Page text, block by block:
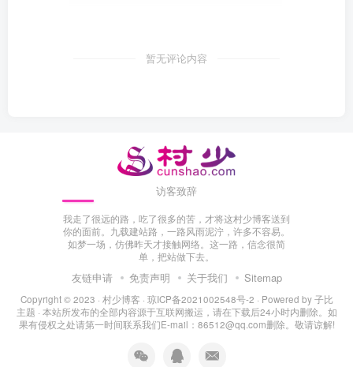
暂无评论内容
访客致辞
我走了很远的路，吃了很多的苦，才将这村少博客送到
你的面前。九载建站路，一路风雨泥泞，许多不容易。
如梦一场，仿佛昨天才接触网络。这一路，信念很简
单，把站做下去。
友链申请 免责声明 关于我们 Sitemap
Copyright © 2023 · 村少博客 · 琼ICP备2021002548号-2 · Powered by子比
主题 · 本站所发布的全部内容源于互联网搬运，请在下载后24小时内删除。如
果有侵权之处请第一时间联系我们E-mail：86512@qq.com删除。敬请谅解!